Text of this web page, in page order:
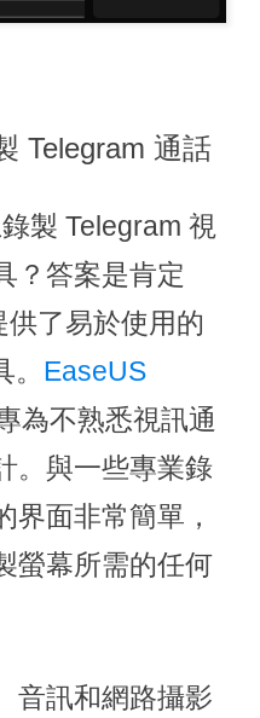
Telegram 通話
製 Telegram 視
？答案是肯定
了易於使用的
EaseUS
為不熟悉視訊通
。與一些專業錄
界面非常簡單，
螢幕所需的任何
音訊和網路攝影